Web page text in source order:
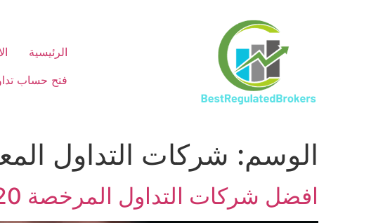
الرئيسية
فتح حساب
الوسم: شركات التداول
افضل شركات التداول المرخصة 2020 – افضل شركات الفوركس المرخصة 2020